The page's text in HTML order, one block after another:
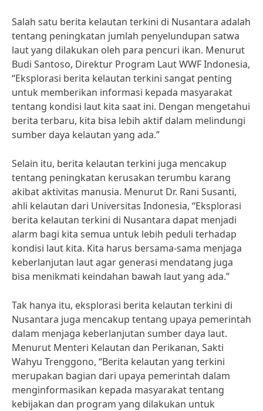
Salah satu berita kelautan terkini di Nusantara adalah
tentang peningkatan jumlah penyelundupan satwa
laut yang dilakukan oleh para pencuri ikan. Menurut
Budi Santoso, Direktur Program Laut WWF Indonesia,
“Eksplorasi berita kelautan terkini sangat penting
untuk memberikan informasi kepada masyarakat
tentang kondisi laut kita saat ini. Dengan mengetahui
berita terbaru, kita bisa lebih aktif dalam melindungi
sumber daya kelautan yang ada.”
Selain itu, berita kelautan terkini juga mencakup
tentang peningkatan kerusakan terumbu karang
akibat aktivitas manusia. Menurut Dr. Rani Susanti,
ahli kelautan dari Universitas Indonesia, “Eksplorasi
berita kelautan terkini di Nusantara dapat menjadi
alarm bagi kita semua untuk lebih peduli terhadap
kondisi laut kita. Kita harus bersama-sama menjaga
keberlanjutan laut agar generasi mendatang juga
bisa menikmati keindahan bawah laut yang ada.”
Tak hanya itu, eksplorasi berita kelautan terkini di
Nusantara juga mencakup tentang upaya pemerintah
dalam menjaga keberlanjutan sumber daya laut.
Menurut Menteri Kelautan dan Perikanan, Sakti
Wahyu Trenggono, “Berita kelautan yang terkini
merupakan bagian dari upaya pemerintah dalam
menginformasikan kepada masyarakat tentang
kebijakan dan program yang dilakukan untuk